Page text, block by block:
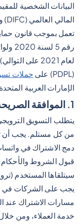
البيانات الشخصية
تعمل بموجب قانون
رقم
لعام 2021 على
(PDPL) على
حملات
الإمارات العربية
1. الموافقة الصريحة للتسويق
يتطلب التسويق
من كل مستلم. يجب أن
دمج الاشتراك في
قبول الشروط والأحكام
سيتلقاها المستخدم
يجب على الشركات في
مسارات الاشتراك عند